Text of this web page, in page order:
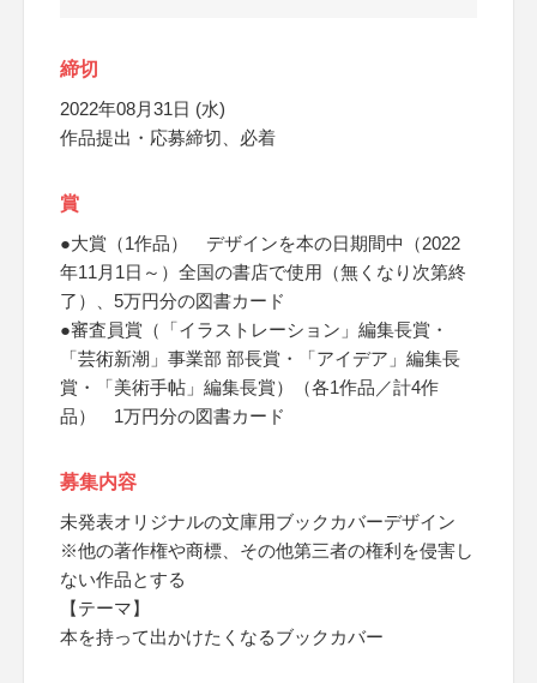
締切
2022年08月31日 (水)
作品提出・応募締切、必着
賞
●大賞（1作品） デザインを本の日期間中（2022
年11月1日～）全国の書店で使用（無くなり次第終
了）、5万円分の図書カード
●審査員賞（「イラストレーション」編集長賞・
「芸術新潮」事業部 部長賞・「アイデア」編集長
賞・「美術手帖」編集長賞）（各1作品／計4作
品） 1万円分の図書カード
募集内容
未発表オリジナルの文庫用ブックカバーデザイン
※他の著作権や商標、その他第三者の権利を侵害し
ない作品とする
【テーマ】
本を持って出かけたくなるブックカバー